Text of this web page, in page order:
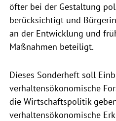
öfter bei der Gestaltung
berücksichtigt und
an der Entwicklung und
Maßnahmen beteiligt.
Dieses Sonderheft soll
verhaltensökonomische
die Wirtschaftspolitik
verhaltensökonomische